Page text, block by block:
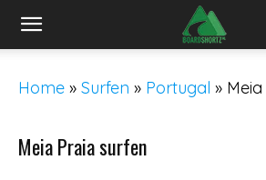
Home » Surfen » Portugal »
Meia Praia surfen